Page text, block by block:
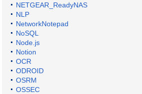
NETGEAR_ReadyNAS
NLP
NetworkNotepad
NoSQL
Node.js
Notion
OCR
ODROID
OSRM
OSSEC